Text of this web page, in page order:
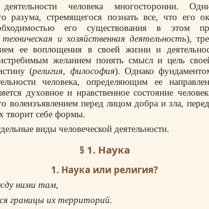
деятельности человека многосторонни.
разума, стремящегося познать все, что его
его существования в этом
и хозяйственная деятельность),
ее воплощения в своей жизни и
желанием понять смысл и цель
(религия, философия). Однако
человека, определяющим ее
духовное и нравственное состояние
волеизъявлением перед лицом добра и зла,
творит себе формы.
виды человеческой деятельности.
§ 1. Наука
1. Наука или религия?
ними там,
границы их территорий.